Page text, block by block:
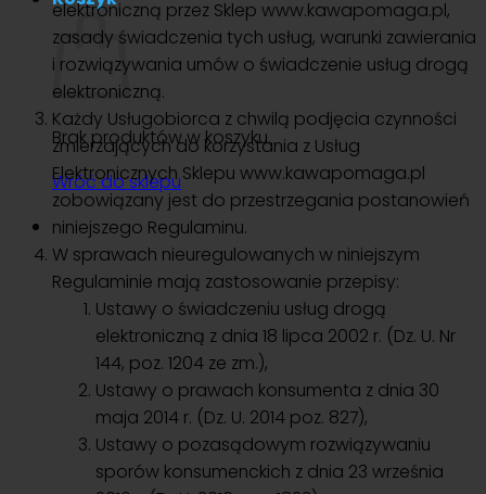
Brak produktów w koszyku.
Wróć do sklepu
elektroniczną przez Sklep www.kawapomaga.pl,
zasady świadczenia tych usług, warunki zawierania
i rozwiązywania umów o świadczenie usług drogą
elektroniczną.
Każdy Usługobiorca z chwilą podjęcia czynności
zmierzających do korzystania z Usług
Elektronicznych Sklepu www.kawapomaga.pl
zobowiązany jest do przestrzegania postanowień
niniejszego Regulaminu.
W sprawach nieuregulowanych w niniejszym
Regulaminie mają zastosowanie przepisy:
Ustawy o świadczeniu usług drogą
elektroniczną z dnia 18 lipca 2002 r. (Dz. U. Nr
144, poz. 1204 ze zm.),
Ustawy o prawach konsumenta z dnia 30
maja 2014 r. (Dz. U. 2014 poz. 827),
Ustawy o pozasądowym rozwiązywaniu
sporów konsumenckich z dnia 23 września